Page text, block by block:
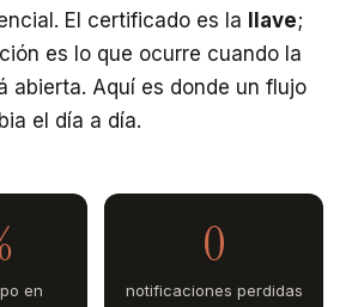
El certificado es la
llave;
es lo que ocurre cuando la
abierta. Aquí es donde un flujo
el día a día.
en
0
notificaciones perdidas